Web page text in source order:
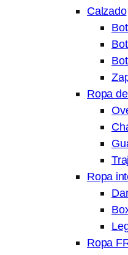
Calzado
Ropa
Ropa
Ropa